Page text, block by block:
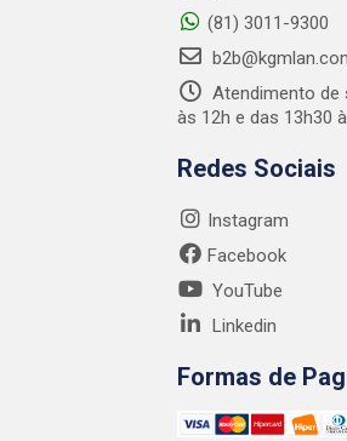
(81) 3011-9300
Atendimento de
às 12h e das 13h30
Redes Sociais
Instagram
Facebook
YouTube
Linkedin
Formas de